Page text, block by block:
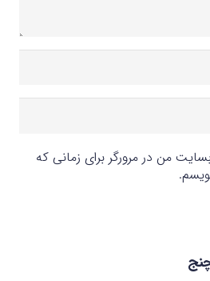
من در مرورگر برای زمانی که